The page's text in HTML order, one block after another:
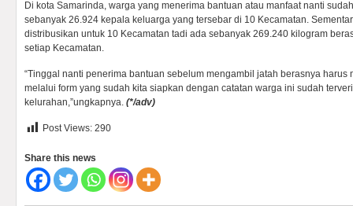
Di kota Samarinda, warga yang menerima bantuan atau manfaat nanti
sebanyak 26.924 kepala keluarga yang tersebar di 10 Kecamatan.
distribusikan untuk 10 Kecamatan tadi ada sebanyak 269.240 kilogram
setiap Kecamatan.
“Tinggal nanti penerima bantuan sebelum mengambil jatah berasnya harus
melalui form yang sudah kita siapkan dengan catatan warga ini sudah
kelurahan,”ungkapnya. (*/adv)
Post Views: 290
Share this news